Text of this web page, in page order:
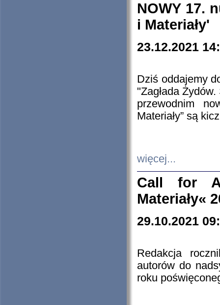
NOWY 17.
i Materiały'
23.12.2021
Dziś oddajemy
"Zagłada
przewodnim
Materiały” są
więcej...
Call for
Materiały«
29.10.2021
Redakcja
autorów do
roku